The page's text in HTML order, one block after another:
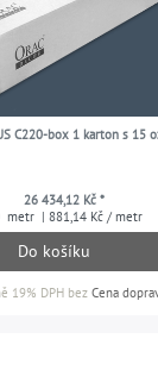
C220-box 1 karton s 15
26 434,12 Kč *
metr | 881,14 Kč / metr
Do košíku
19% DPHbez Cena